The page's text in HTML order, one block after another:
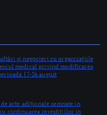
și țesuturi la Bistrița și
ore